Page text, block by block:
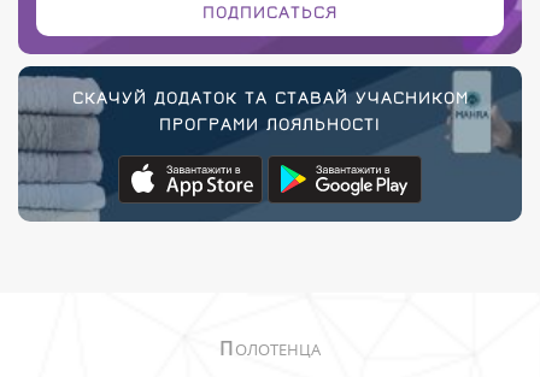
ПОДПИСАТЬСЯ
СКАЧУЙ ДОДАТОК ТА СТАВАЙ УЧАСНИКОМ
ПРОГРАМИ ЛОЯЛЬНОСТІ
ПОЛОТЕНЦА